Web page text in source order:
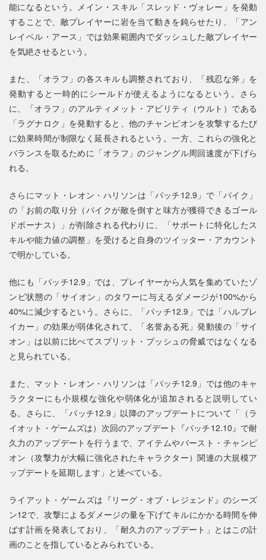
能になるという。メイン・スキル「スレッド・ヴォレー」を発動
することで、敵プレイヤーに岩を当て動きを鈍らせたり、「アン
レイベル・アース」では効果範囲内でダッシュした敵プレイヤー
を気絶させるという。
また、「オラフ」の各スキルも調整されており、「残忍な斧」を
発動すると一時的にシールドが使えるようになるという。さら
に、「オラフ」のアルティメット・アビリティ（ウルト）である
「ラグナロク」を発動すると、他のチャンピオンを攻撃するたび
に効果時間が制限なく延長されるという。一方、これらの強化と
バランスを取るために「オラフ」のジャングル周回速度が下げら
れる。
さらにマット・レオン・ハリソンは「パッチ12.9」で「パイク」
の「お前の取り分（パイクが敵を倒すと味方が獲得できるゴール
ドボーナス）」が削除される代わりに、「サポートに特化したス
キルや能力値の調整」を受けると自身のツイッター・アカウント
で明かしている。
他にも「パッチ12.9」では、プレイヤーから人気を集めていたゾ
ンビ状態の「サイオン」のタワーに与えるダメージが100%から
40%に減少するという。さらに、「パッチ12.9」では「ハルブレ
イカー」の効果が弱体化されて、「名誉ある死」発動後の「サイ
オン」は以前に比べてスプリット・プッシュの脅威ではなくなる
と見られている。
また、マット・レオン・ハリソンは「パッチ12.9」では他のキャ
ラクターにも小規模な強化や弱体化が追加されると説明してい
る。さらに、「パッチ12.9」以降のアップデートについて「（ラ
イオット・ゲームズは）次回のアップデート『パッチ12.10』で耐
久力のアップデートを行うまで、アイテムやバースト・チャンピ
オン（攻撃力が大幅に強化されたキャラクター）関連の大規模ア
ップデートを延期します」と述べている。
ライアット・ゲームズは『リーグ・オブ・レジェンド』のシーズ
ン12で、攻撃によるダメージの量を下げてキルにかかる時間を伸
ばす計画を発表しており、「耐久力のアップデート」とはこの計
画のことを指しているとみられている。